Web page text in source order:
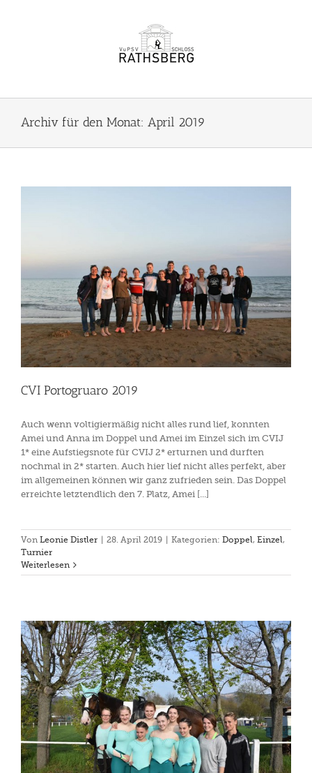
Archiv für den Monat: April 2019
CVI Portogruaro 2019
Auch wenn voltigiermäßig nicht alles rund lief, konnten
Amei und Anna im Doppel und Amei im Einzel sich im CVIJ
1* eine Aufstiegsnote für CVIJ 2* erturnen und durften
nochmal in 2* starten. Auch hier lief nicht alles perfekt, aber
im allgemeinen können wir ganz zufrieden sein. Das Doppel
erreichte letztendlich den 7. Platz, Amei [...]
Von Leonie Distler | 28. April 2019 | Kategorien: Doppel, Einzel,
Turnier
Weiterlesen